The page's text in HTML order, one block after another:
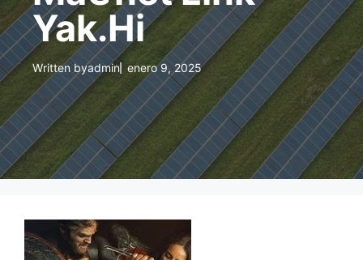
Yak.Hi
Written byadmin enero 9, 2025